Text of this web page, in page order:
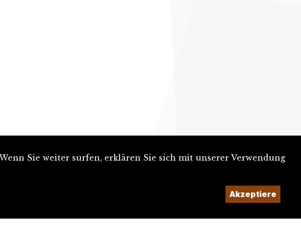
Sie weiter surfen, erklären Sie sich mit unserer Verwendung
Akzeptiere